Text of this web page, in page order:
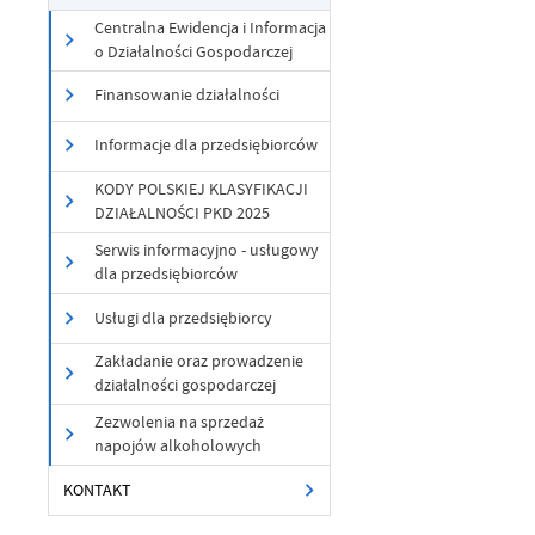
Centralna Ewidencja i Informacja
o Działalności Gospodarczej
Finansowanie działalności
Informacje dla przedsiębiorców
KODY POLSKIEJ KLASYFIKACJI
DZIAŁALNOŚCI PKD 2025
Serwis informacyjno - usługowy
dla przedsiębiorców
Usługi dla przedsiębiorcy
Zakładanie oraz prowadzenie
działalności gospodarczej
Zezwolenia na sprzedaż
napojów alkoholowych
KONTAKT